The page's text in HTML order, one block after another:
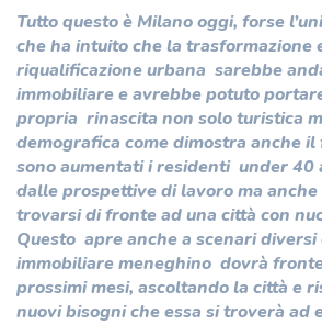
Tutto questo è Milano oggi, forse
che ha intuito che la trasformazione
riqualificazione urbana sarebbe
immobiliare e avrebbe potuto
propria rinascita non solo turistica
demografica come dimostra anche il
sono aumentati i residenti under
dalle prospettive di lavoro ma
trovarsi di fronte ad una città con
Questo apre anche a scenari
immobiliare meneghino dovrà
prossimi mesi, ascoltando la città e
nuovi bisogni che essa si troverà ad